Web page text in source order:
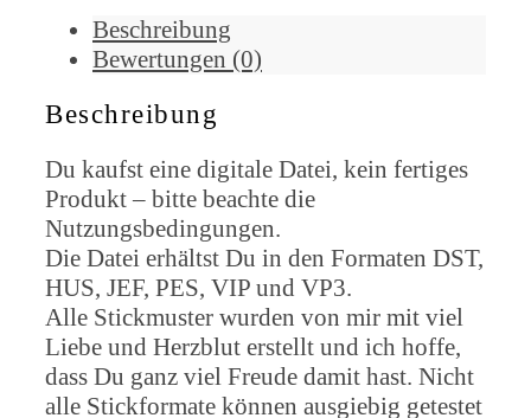
Beschreibung
Bewertungen (0)
Beschreibung
Du kaufst eine digitale Datei, kein fertiges
Produkt – bitte beachte die
Nutzungsbedingungen.
Die Datei erhältst Du in den Formaten DST,
HUS, JEF, PES, VIP und VP3.
Alle Stickmuster wurden von mir mit viel
Liebe und Herzblut erstellt und ich hoffe,
dass Du ganz viel Freude damit hast. Nicht
alle Stickformate können ausgiebig getestet